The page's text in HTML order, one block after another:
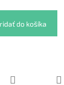
do košíka